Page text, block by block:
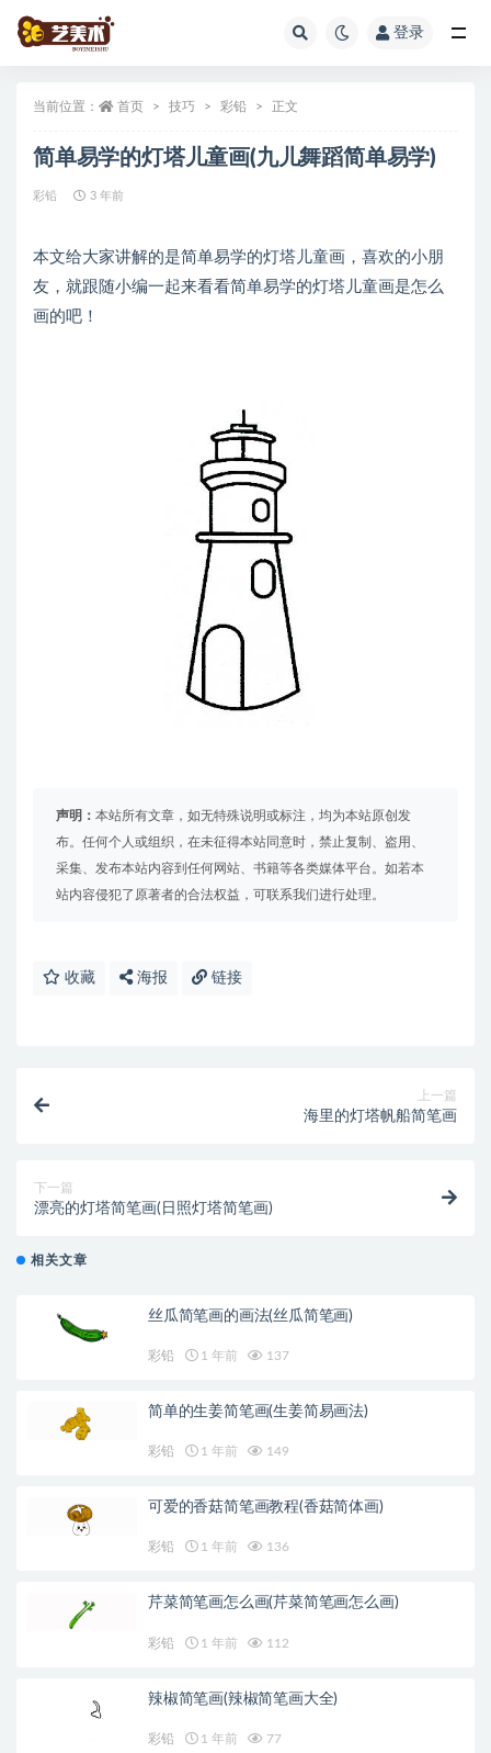
登录
当前位置： 首页 技巧 彩铅 正文
简单易学的灯塔儿童画(九儿舞蹈简单易学)
彩铅 3 年前
本文给大家讲解的是简单易学的灯塔儿童画，喜欢的小朋
友，就跟随小编一起来看看简单易学的灯塔儿童画是怎么
画的吧！
声明： 本站所有文章，如无特殊说明或标注，均为本站原创发
布。任何个人或组织，在未征得本站同意时，禁止复制、盗用、
采集、发布本站内容到任何网站、书籍等各类媒体平台。如若本
站内容侵犯了原著者的合法权益，可联系我们进行处理。
收藏 海报 链接
上一篇
海里的灯塔帆船简笔画
下一篇
漂亮的灯塔简笔画(日照灯塔简笔画)
相关文章
丝瓜简笔画的画法(丝瓜简笔画)
彩铅 1 年前 137
简单的生姜简笔画(生姜简易画法)
彩铅 1 年前 149
可爱的香菇简笔画教程(香菇简体画)
彩铅 1 年前 136
芹菜简笔画怎么画(芹菜简笔画怎么画)
彩铅 1 年前 112
辣椒简笔画(辣椒简笔画大全)
彩铅 1 年前 77